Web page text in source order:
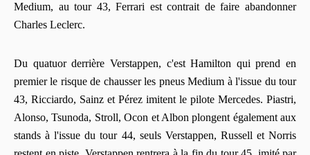
Medium, au tour 43, Ferrari est contrait de faire abandonner
Charles Leclerc.
Du quatuor derrière Verstappen, c'est Hamilton qui prend en
premier le risque de chausser les pneus Medium à l'issue du tour
43, Ricciardo, Sainz et Pérez imitent le pilote Mercedes. Piastri,
Alonso, Tsunoda, Stroll, Ocon et Albon plongent également aux
stands à l'issue du tour 44, seuls Verstappen, Russell et Norris